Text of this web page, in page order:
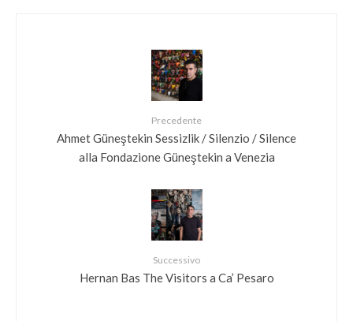
Precedente
Ahmet Güneştekin Sessizlik / Silenzio / Silence
alla Fondazione Güneştekin a Venezia
Successivo
Hernan Bas The Visitors a Ca’ Pesaro